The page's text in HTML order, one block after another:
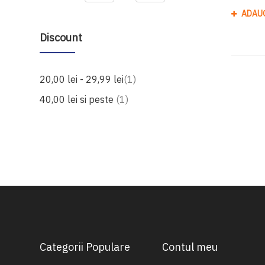
Discount
20,00 lei - 29,99 lei 1produs
40,00 lei si peste 1produs
Categorii Populare Contul meu